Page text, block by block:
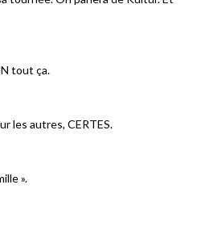
tout ça.
les autres, CERTES.
».